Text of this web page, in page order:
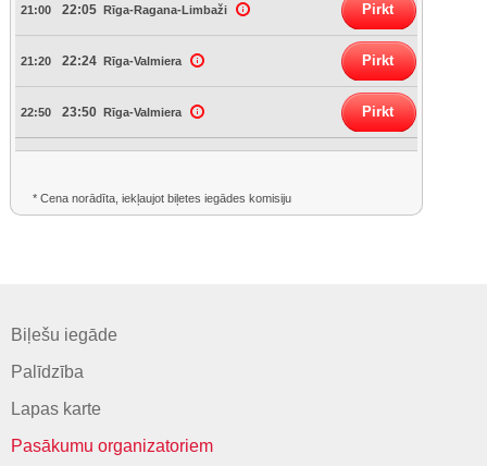
21:00 22:05 Rīga-Ragana-Limbaži Pirkt
21:20 22:24 Rīga-Valmiera Pirkt
22:50 23:50 Rīga-Valmiera Pirkt
* Cena norādīta, iekļaujot biļetes iegādes komisiju
Biļešu iegāde
Palīdzība
Lapas karte
Pasākumu organizatoriem